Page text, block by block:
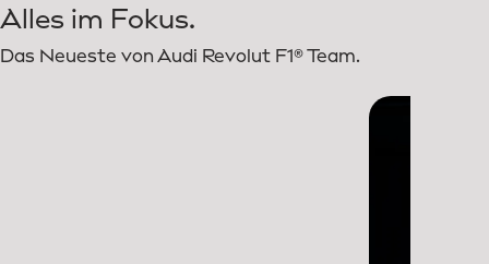
Alles im Fokus.
Das Neueste von Audi Revolut F1® Team.